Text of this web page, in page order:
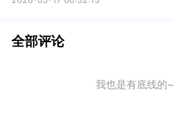
全部评论
我也是有底线的~